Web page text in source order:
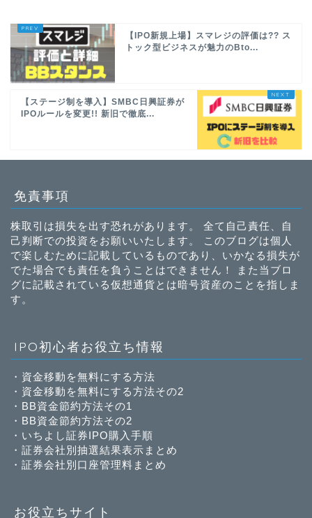
【IPO新規上場】スマレジの評価は?? ス
トック型ビジネスが魅力のBto...
【ステージ制を導入】SMBC日興証券が
IPOルールを変更!! 新旧で徹底...
免責事項
株取引は損失を出す恐れがあります。 全て自己責任、自
己判断での投資をお願いいたします。 このブログは個人
で楽しむために記載しているものであり、いかなる損失が
でた場合でも責任を負うことはできません！ また当ブロ
グに記載されている仮想通貨とは暗号資産のことを指しま
す。
IPO初心者お役立ち情報
・ 資金移動を無料にする方法
・ 資金移動を無料にする方法その2
・ BB資金節約方法その1
・ BB資金節約方法その2
・ いちよし証券IPO購入手順
・ 証券会社別抽選結果表示まとめ
・ 証券会社別口座管理料まとめ
お役立ちサイト